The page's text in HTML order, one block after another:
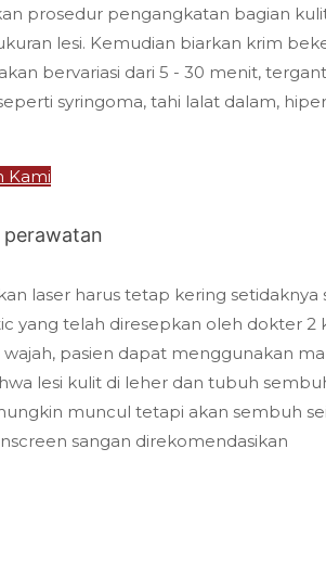
prosedur pengangkatan bagian
lesi. Kemudian biarkan krim
bervariasi dari 5 - 30 menit,
syringoma, tahi lalat dalam,
Kami
laser harus tetap kering
yang telah diresepkan oleh dokter 2
pasien dapat menggunakan
lesi kulit di leher dan tubuh
muncul tetapi akan sembuh
sangan direkomendasikan